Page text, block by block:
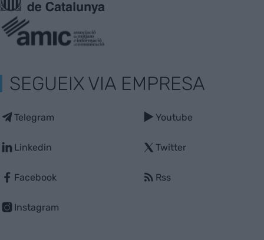
SEGUEIX VIA EMPRESA
Telegram
Linkedin
Facebook
Instagram
Youtube
Twitter
Rss